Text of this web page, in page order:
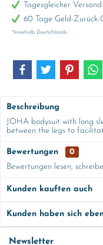
Tagesgleicher
60 Tage Geld-Zurück-
*Innerhalb Deutschlands
Beschreibung
JOHA bodysuit with long
between the legs to
Bewertungen
0
Bewertungen lesen,
Kunden kauften auch
Kunden haben sich
Newsletter